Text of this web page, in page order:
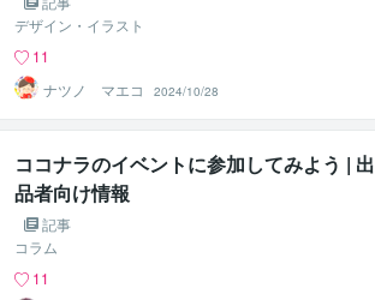
デザイン・イラスト
11
ナツノ マエコ
2024/10/28
ココナラのイベントに参加してみよう | 出
品者向け情報
記事
コラム
11